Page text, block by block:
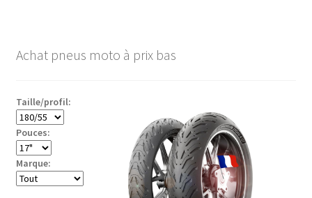
Achat pneus moto à prix bas
Taille/profil:
Pouces:
Marque: